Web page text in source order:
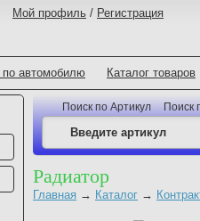
Мой профиль / Регистрация
по автомобилю Каталог товаров
Поиск по Артикул Поиск
Радиатор
Главная → Каталог →